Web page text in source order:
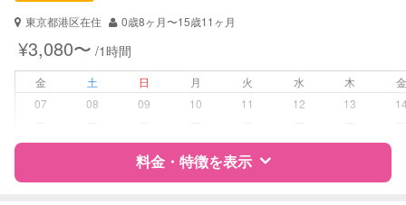
夜間対応
お泊まり保育
病児、病後児、ともに可能
東京都港区在住
0歳8ヶ月〜15歳11ヶ月
¥3,080〜 /1時間
金 土 日 月 火 水 木
07
08 09 10 11 12 13
料金・特徴を表示